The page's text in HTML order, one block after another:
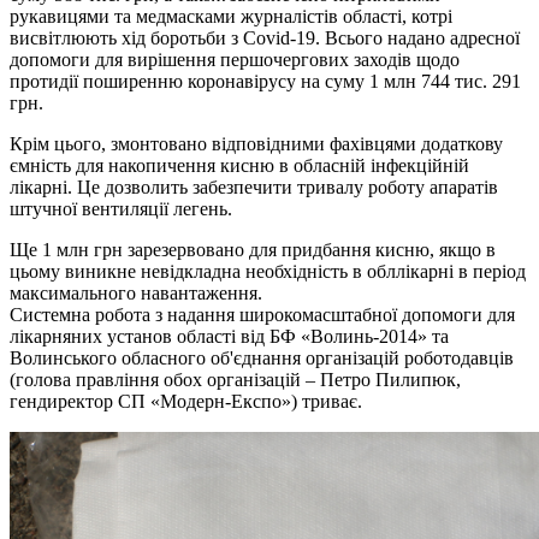
рукавицями та медмасками журналістів області, котрі
висвітлюють хід боротьби з Covid-19. Всього надано адресної
допомоги для вирішення першочергових заходів щодо
протидії поширенню коронавірусу на суму 1 млн 744 тис. 291
грн.
Крім цього, змонтовано відповідними фахівцями додаткову
ємність для накопичення кисню в обласній інфекційній
лікарні. Це дозволить забезпечити тривалу роботу апаратів
штучної вентиляції легень.
Ще 1 млн грн зарезервовано для придбання кисню, якщо в
цьому виникне невідкладна необхідність в обллікарні в період
максимального навантаження.
Системна робота з надання широкомасштабної допомоги для
лікарняних установ області від БФ «Волинь-2014» та
Волинського обласного об'єднання організацій роботодавців
(голова правління обох організацій – Петро Пилипюк,
гендиректор СП «Модерн-Експо») триває.